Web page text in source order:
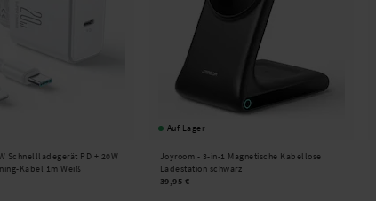
Schnellladegerät PD + 20W
Kabel 1m Weiß
Auf Lager
Joyroom - 3-in-1 Magnetische Kabellose
Ladestation schwarz
39,95 €